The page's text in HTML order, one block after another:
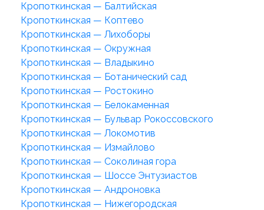
Кропоткинская — Балтийская
Кропоткинская — Коптево
Кропоткинская — Лихоборы
Кропоткинская — Окружная
Кропоткинская — Владыкино
Кропоткинская — Ботанический сад
Кропоткинская — Ростокино
Кропоткинская — Белокаменная
Кропоткинская — Бульвар Рокоссовского
Кропоткинская — Локомотив
Кропоткинская — Измайлово
Кропоткинская — Соколиная гора
Кропоткинская — Шоссе Энтузиастов
Кропоткинская — Андроновка
Кропоткинская — Нижегородская